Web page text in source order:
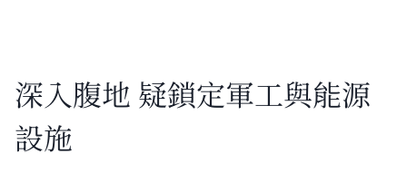
深入腹地 疑鎖定軍工與能源
設施